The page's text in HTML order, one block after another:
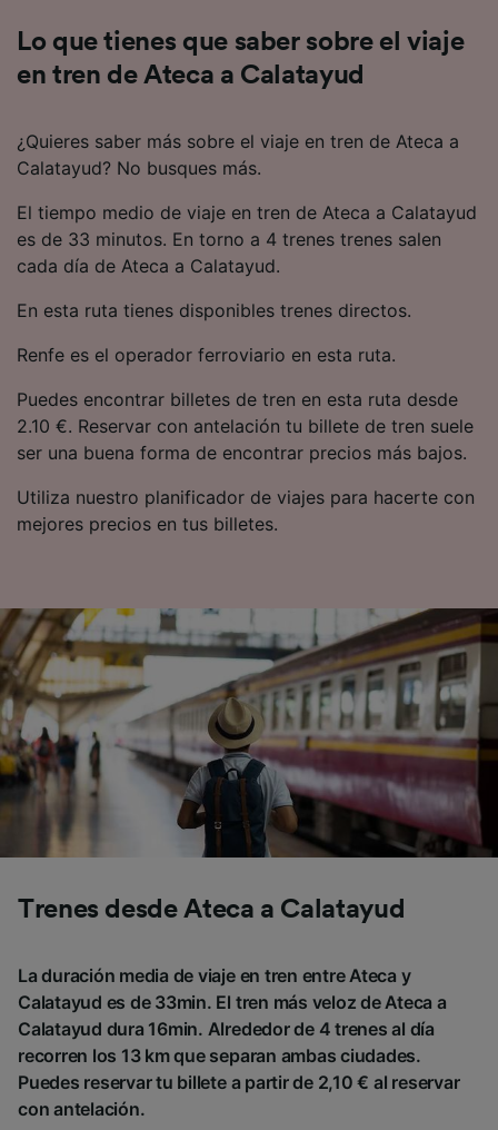
Lo que tienes que saber sobre el viaje
en tren de Ateca a Calatayud
¿Quieres saber más sobre el viaje en tren de Ateca a
Calatayud? No busques más.
El tiempo medio de viaje en tren de Ateca a Calatayud
es de 33 minutos. En torno a 4 trenes trenes salen
cada día de Ateca a Calatayud.
En esta ruta tienes disponibles trenes directos.
Renfe es el operador ferroviario en esta ruta.
Puedes encontrar billetes de tren en esta ruta desde
2.10 €. Reservar con antelación tu billete de tren suele
ser una buena forma de encontrar precios más bajos.
Utiliza nuestro planificador de viajes para hacerte con
mejores precios en tus billetes.
Trenes desde Ateca a Calatayud
La duración media de viaje en tren entre Ateca y
Calatayud es de 33min. El tren más veloz de Ateca a
Calatayud dura 16min. Alrededor de 4 trenes al día
recorren los 13 km que separan ambas ciudades.
Puedes reservar tu billete a partir de 2,10 € al reservar
con antelación.